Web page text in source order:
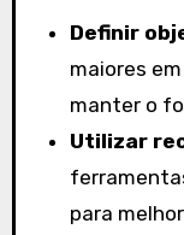
Definir
maiores
manter o
Utilizar
para